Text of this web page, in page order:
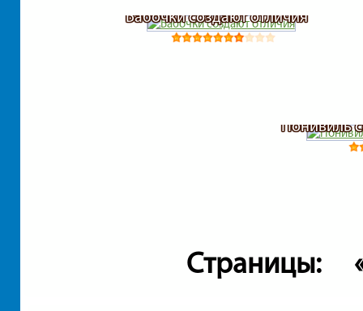
Бабочки создают отличия
Понивиль
Страницы: